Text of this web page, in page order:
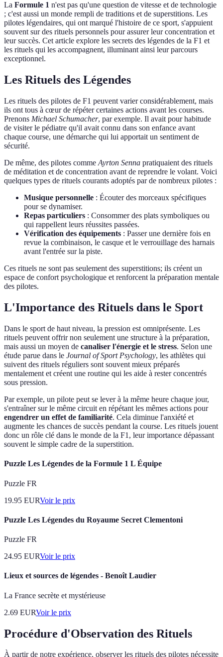
La Formule 1 n'est pas qu'une question de vitesse et de technologie
; c'est aussi un monde rempli de traditions et de superstitions. Les
pilotes légendaires, qui ont marqué l'histoire de ce sport, s'appuient
souvent sur des rituels personnels pour assurer leur concentration et
leur succès. Cet article explore les secrets des légendes de la F1 et
les rituels qui les accompagnent, illuminant ainsi leur parcours
exceptionnel.
Les Rituels des Légendes
Les rituels des pilotes de F1 peuvent varier considérablement, mais
ils ont tous à cœur de répéter certaines actions avant les courses.
Prenons Michael Schumacher, par exemple. Il avait pour habitude
de visiter le pédiatre qu'il avait connu dans son enfance avant
chaque course, une démarche qui lui apportait un sentiment de
sécurité.
De même, des pilotes comme Ayrton Senna pratiquaient des rituels
de méditation et de concentration avant de reprendre le volant. Voici
quelques types de rituels courants adoptés par de nombreux pilotes :
Musique personnelle : Écouter des morceaux spécifiques
pour se dynamiser.
Repas particuliers : Consommer des plats symboliques ou
qui rappellent leurs réussites passées.
Vérification des équipements : Passer une dernière fois en
revue la combinaison, le casque et le verrouillage des harnais
avant l'entrée sur la piste.
Ces rituels ne sont pas seulement des superstitions; ils créent un
espace de confort psychologique et renforcent la préparation mentale
des pilotes.
L'Importance des Rituels dans le Sport
Dans le sport de haut niveau, la pression est omniprésente. Les
rituels peuvent offrir non seulement une structure à la préparation,
mais aussi un moyen de canaliser l'énergie et le stress. Selon une
étude parue dans le Journal of Sport Psychology, les athlètes qui
suivent des rituels réguliers sont souvent mieux préparés
mentalement et créent une routine qui les aide à rester concentrés
sous pression.
Par exemple, un pilote peut se lever à la même heure chaque jour,
s'entraîner sur le même circuit en répétant les mêmes actions pour
engendrer un effet de familiarité. Cela diminue l'anxiété et
augmente les chances de succès pendant la course. Les rituels jouent
donc un rôle clé dans le monde de la F1, leur importance dépassant
souvent le simple cadre de la superstition.
Puzzle Les Légendes de la Formule 1 L Équipe
Puzzle FR
19.95 EURVoir le prix
Puzzle Les Légendes du Royaume Secret Clementoni
Puzzle FR
24.95 EURVoir le prix
Lieux et sources de légendes - Benoît Laudier
La France secrète et mystérieuse
2.69 EURVoir le prix
Procédure d'Observation des Rituels
À partir de notre expérience, observer les rituels des pilotes nécessite